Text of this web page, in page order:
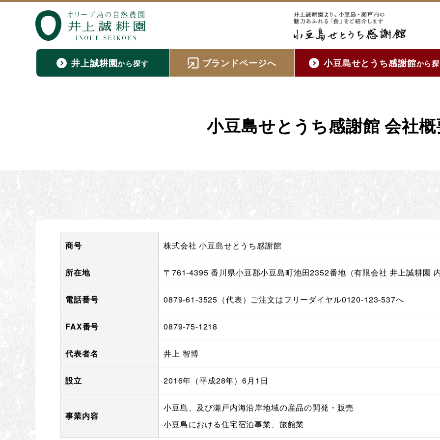
井上誠耕園から探す ブランドページへ 小豆島せとうち感謝館から
小豆島せとうち感謝館 会社
商号 株式会社 小豆島せとうち感謝館
所在地 〒761-4395 香川県小豆郡小豆島町池田2352番地（有限会社 井上誠耕園
電話番号 0879-61-3525（代表）ご注文はフリーダイヤル0120-123-537へ
FAX番号 0879-75-1218
代表者名 井上 智博
設立 2016年（平成28年）6月1日
事業内容
小豆島、及び瀬戸内海沿岸地域の産品の開発・販売
小豆島における住宅宿泊事業、旅館業